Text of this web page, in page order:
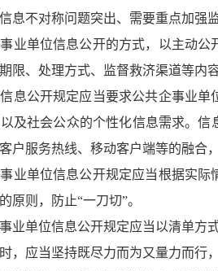
息不对称问题突出、需要重点加强
单位信息公开的方式，以主动公
限、处理方式、监督救济渠道等内
息公开规定应当要求公共企事业
及社会公众的个性化信息需求。
户服务热线、移动客户端等的融合
单位信息公开规定应当根据实际
原则，防止“一刀切”。
单位信息公开规定应当以清单方
，应当坚持既尽力而为又量力而行